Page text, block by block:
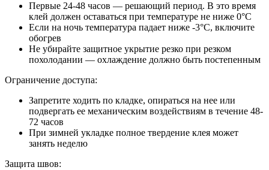
Первые 24-48 часов — решающий период. В это время
клей должен оставаться при температуре не ниже 0°C
Если на ночь температура падает ниже -3°C, включите
обогрев
Не убирайте защитное укрытие резко при резком
похолодании — охлаждение должно быть постепенным
Ограничение доступа:
Запретите ходить по кладке, опираться на нее или
подвергать ее механическим воздействиям в течение 48-
72 часов
При зимней укладке полное твердение клея может
занять неделю
Защита швов: